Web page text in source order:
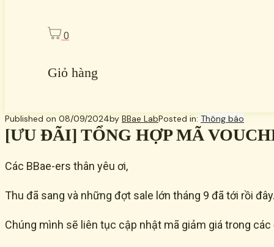
0
Giỏ hàng
Published on 08/09/2024by BBae LabPosted in: Thông báo
[ƯU ĐÃI] TỔNG HỢP MÃ
Các BBae-ers thân yêu ơi,
Thu đã sang và những đợt sale lớn tháng 9 đã tới rồi
Chúng mình sẽ liên tục cập nhật mã giảm giá trong